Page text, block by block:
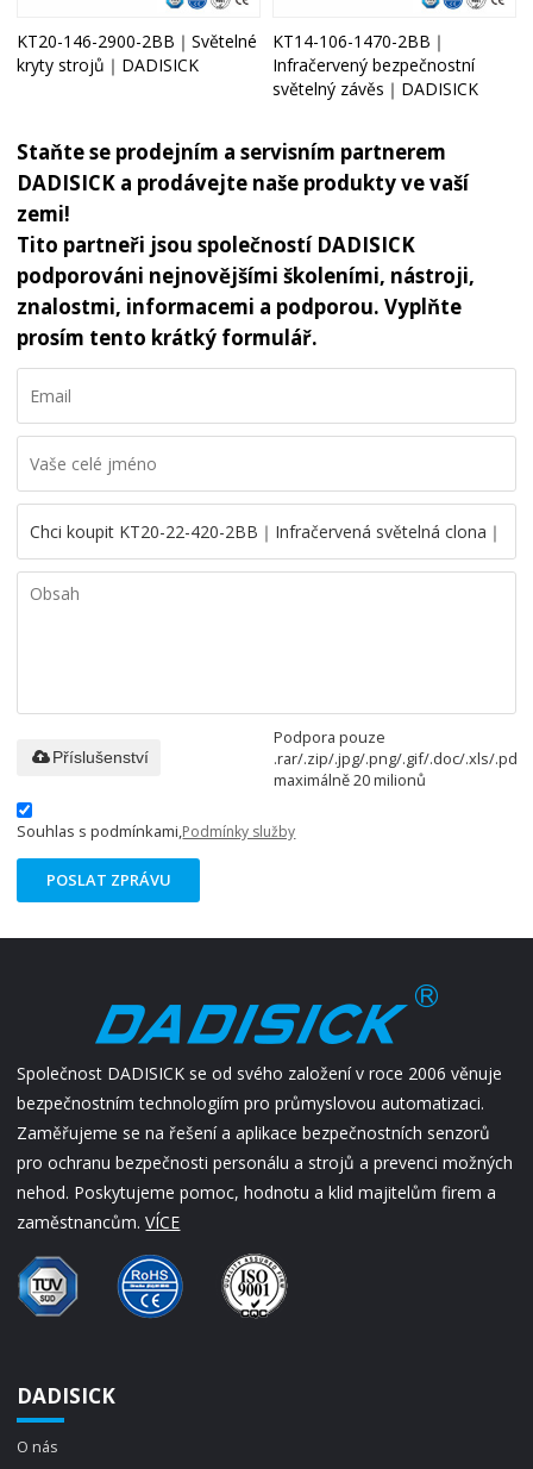
KT20-146-2900-2BB｜Světelné
kryty strojů｜DADISICK
KT14-106-1470-2BB｜
Infračervený bezpečnostní
světelný závěs｜DADISICK
Staňte se prodejním a servisním partnerem
DADISICK a prodávejte naše produkty ve vaší
zemi!
Tito partneři jsou společností DADISICK
podporováni nejnovějšími školeními, nástroji,
znalostmi, informacemi a podporou. Vyplňte
prosím tento krátký formulář.
Podpora pouze
.rar/.zip/.jpg/.png/.gif/.doc/.xls/.pdf,
maximálně 20 milionů
Příslušenství
Souhlas s podmínkami,Podmínky služby
POSLAT ZPRÁVU
Společnost DADISICK se od svého založení v roce 2006 věnuje
bezpečnostním technologiím pro průmyslovou automatizaci.
Zaměřujeme se na řešení a aplikace bezpečnostních senzorů
pro ochranu bezpečnosti personálu a strojů a prevenci možných
nehod. Poskytujeme pomoc, hodnotu a klid majitelům firem a
zaměstnancům.VÍCE
DADISICK
O nás